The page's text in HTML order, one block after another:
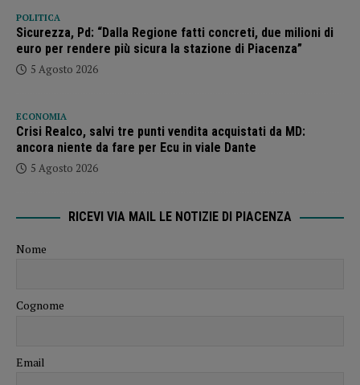
POLITICA
Sicurezza, Pd: “Dalla Regione fatti concreti, due milioni di
euro per rendere più sicura la stazione di Piacenza”
5 Agosto 2026
ECONOMIA
Crisi Realco, salvi tre punti vendita acquistati da MD:
ancora niente da fare per Ecu in viale Dante
5 Agosto 2026
RICEVI VIA MAIL LE NOTIZIE DI PIACENZA
Nome
Cognome
Email